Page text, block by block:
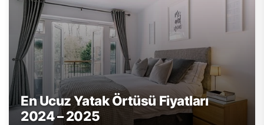
En Ucuz Yatak Örtüsü Fiyatları
2024 – 2025